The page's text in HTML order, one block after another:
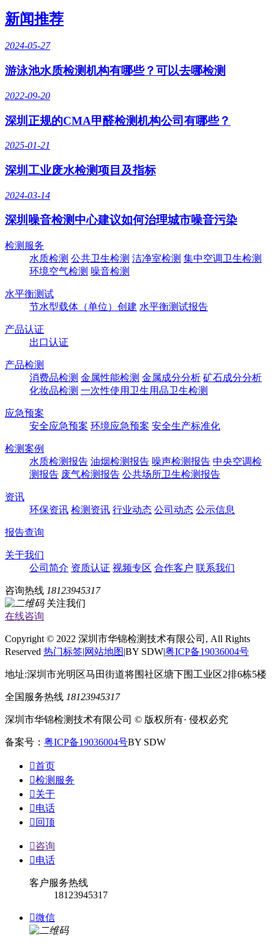
新闻推荐
2024-05-27
游泳池水质检测机构有哪些？可以去哪检测
2022-09-20
深圳正规的CMA甲醛检测机构公司有哪些？
2025-01-21
深圳工业废水检测项目及指标
2024-03-14
深圳噪音检测中心建议如何治理城市噪音污染
检测服务
水质检测 公共卫生检测 洁净室检测 集中空调卫生检测
环境空气检测 噪音检测
水平衡测试
节水型载体（单位）创建 水平衡测试报告
产品认证
出口认证
产品检测
消费品检测 金属性能检测 金属成分分析 矿石成分分析
化妆品检测 一次性使用卫生用品卫生检测
应急预案
安全应急预案 环境应急预案 安全生产标准化
检测案例
水质检测报告 油烟检测报告 噪声检测报告 中央空调检
测报告 废气检测报告 公共场所卫生检测报告
资讯
环保资讯 检测资讯 行业动态 公司动态 公示信息
报告查询
关于我们
公司简介 资质认证 视频专区 合作客户 联系我们
咨询热线 18123945317
关注我们
在线咨询
Copyright © 2022 深圳市华锦检测技术有限公司, All Rights
Reserved 热门标签|网站地图|BY SDW|粤ICP备19036004号
地址:深圳市光明区马田街道将围社区塘下围工业区2排6栋5楼
全国服务热线 18123945317
深圳市华锦检测技术有限公司 © 版权所有· 侵权必究
备案号： 粤ICP备19036004号BY SDW
首页
检测服务
关于
电话
 回顶
咨询
电话
客户服务热线
18123945317
微信